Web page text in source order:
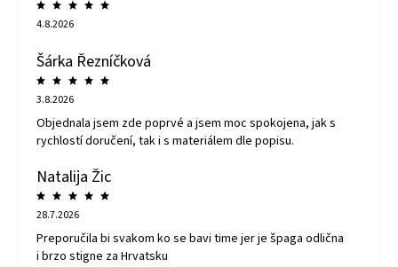
4.8.2026
Šárka Řezníčková
3.8.2026
Objednala jsem zde poprvé a jsem moc spokojena, jak s
rychlostí doručení, tak i s materiálem dle popisu.
Natalija Žic
28.7.2026
Preporučila bi svakom ko se bavi time jer je špaga odlična
i brzo stigne za Hrvatsku